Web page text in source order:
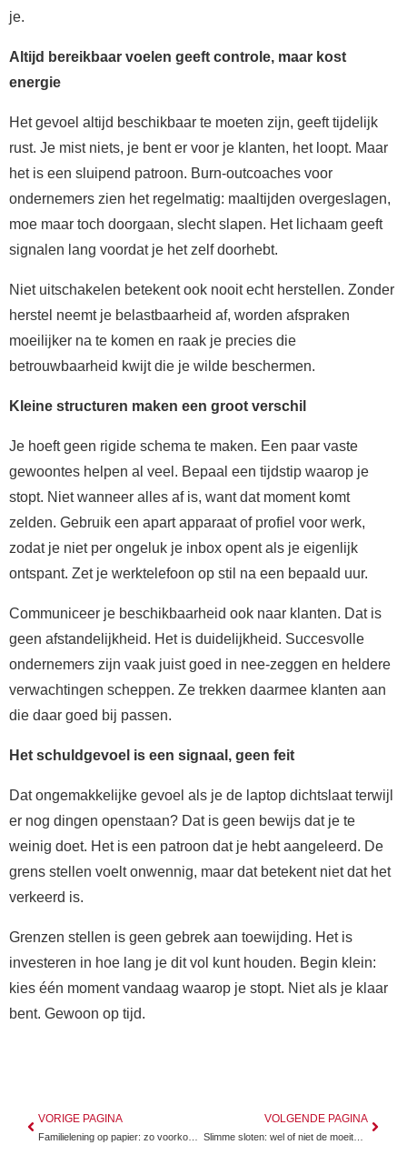
je.
Altijd bereikbaar voelen geeft controle, maar kost
energie
Het gevoel altijd beschikbaar te moeten zijn, geeft tijdelijk
rust. Je mist niets, je bent er voor je klanten, het loopt. Maar
het is een sluipend patroon. Burn-outcoaches voor
ondernemers zien het regelmatig: maaltijden overgeslagen,
moe maar toch doorgaan, slecht slapen. Het lichaam geeft
signalen lang voordat je het zelf doorhebt.
Niet uitschakelen betekent ook nooit echt herstellen. Zonder
herstel neemt je belastbaarheid af, worden afspraken
moeilijker na te komen en raak je precies die
betrouwbaarheid kwijt die je wilde beschermen.
Kleine structuren maken een groot verschil
Je hoeft geen rigide schema te maken. Een paar vaste
gewoontes helpen al veel. Bepaal een tijdstip waarop je
stopt. Niet wanneer alles af is, want dat moment komt
zelden. Gebruik een apart apparaat of profiel voor werk,
zodat je niet per ongeluk je inbox opent als je eigenlijk
ontspant. Zet je werktelefoon op stil na een bepaald uur.
Communiceer je beschikbaarheid ook naar klanten. Dat is
geen afstandelijkheid. Het is duidelijkheid. Succesvolle
ondernemers zijn vaak juist goed in nee-zeggen en heldere
verwachtingen scheppen. Ze trekken daarmee klanten aan
die daar goed bij passen.
Het schuldgevoel is een signaal, geen feit
Dat ongemakkelijke gevoel als je de laptop dichtslaat terwijl
er nog dingen openstaan? Dat is geen bewijs dat je te
weinig doet. Het is een patroon dat je hebt aangeleerd. De
grens stellen voelt onwennig, maar dat betekent niet dat het
verkeerd is.
Grenzen stellen is geen gebrek aan toewijding. Het is
investeren in hoe lang je dit vol kunt houden. Begin klein:
kies één moment vandaag waarop je stopt. Niet als je klaar
bent. Gewoon op tijd.
VORIGE PAGINA VOLGENDE PAGINA
Slimme sloten: wel of niet de moeite waard voor je huis?